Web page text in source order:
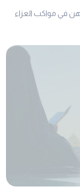
في مواكب العزاء